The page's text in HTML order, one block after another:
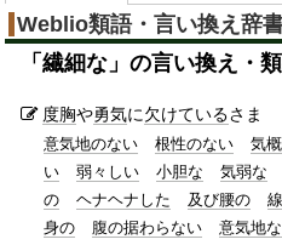
Weblio類語・言い換え辞
「 繊細な 」の言い換え・
度胸や勇気に欠けているさま
意気地のない 根性のない 気
い
弱々しい 小胆な 気弱な
の
ヘナヘナした 及び腰の
身の
腹の据わらない 意気地